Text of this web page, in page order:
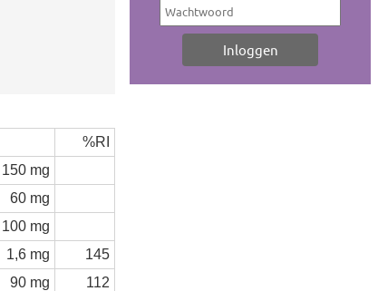
%RI
150 mg
60 mg
100 mg
1,6 mg
145
90 mg 112